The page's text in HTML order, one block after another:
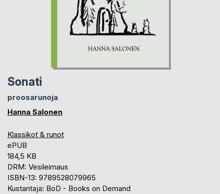
Sonati
proosarunoja
Hanna Salonen
Klassikot & runot
ePUB
184,5 KB
DRM: Vesileimaus
ISBN-13: 9789528079965
Kustantaja: BoD - Books on Demand